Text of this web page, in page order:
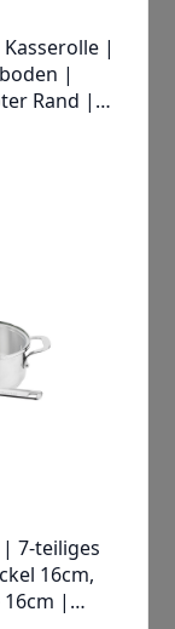
: Die
,
ist
Alltag
,
Auch